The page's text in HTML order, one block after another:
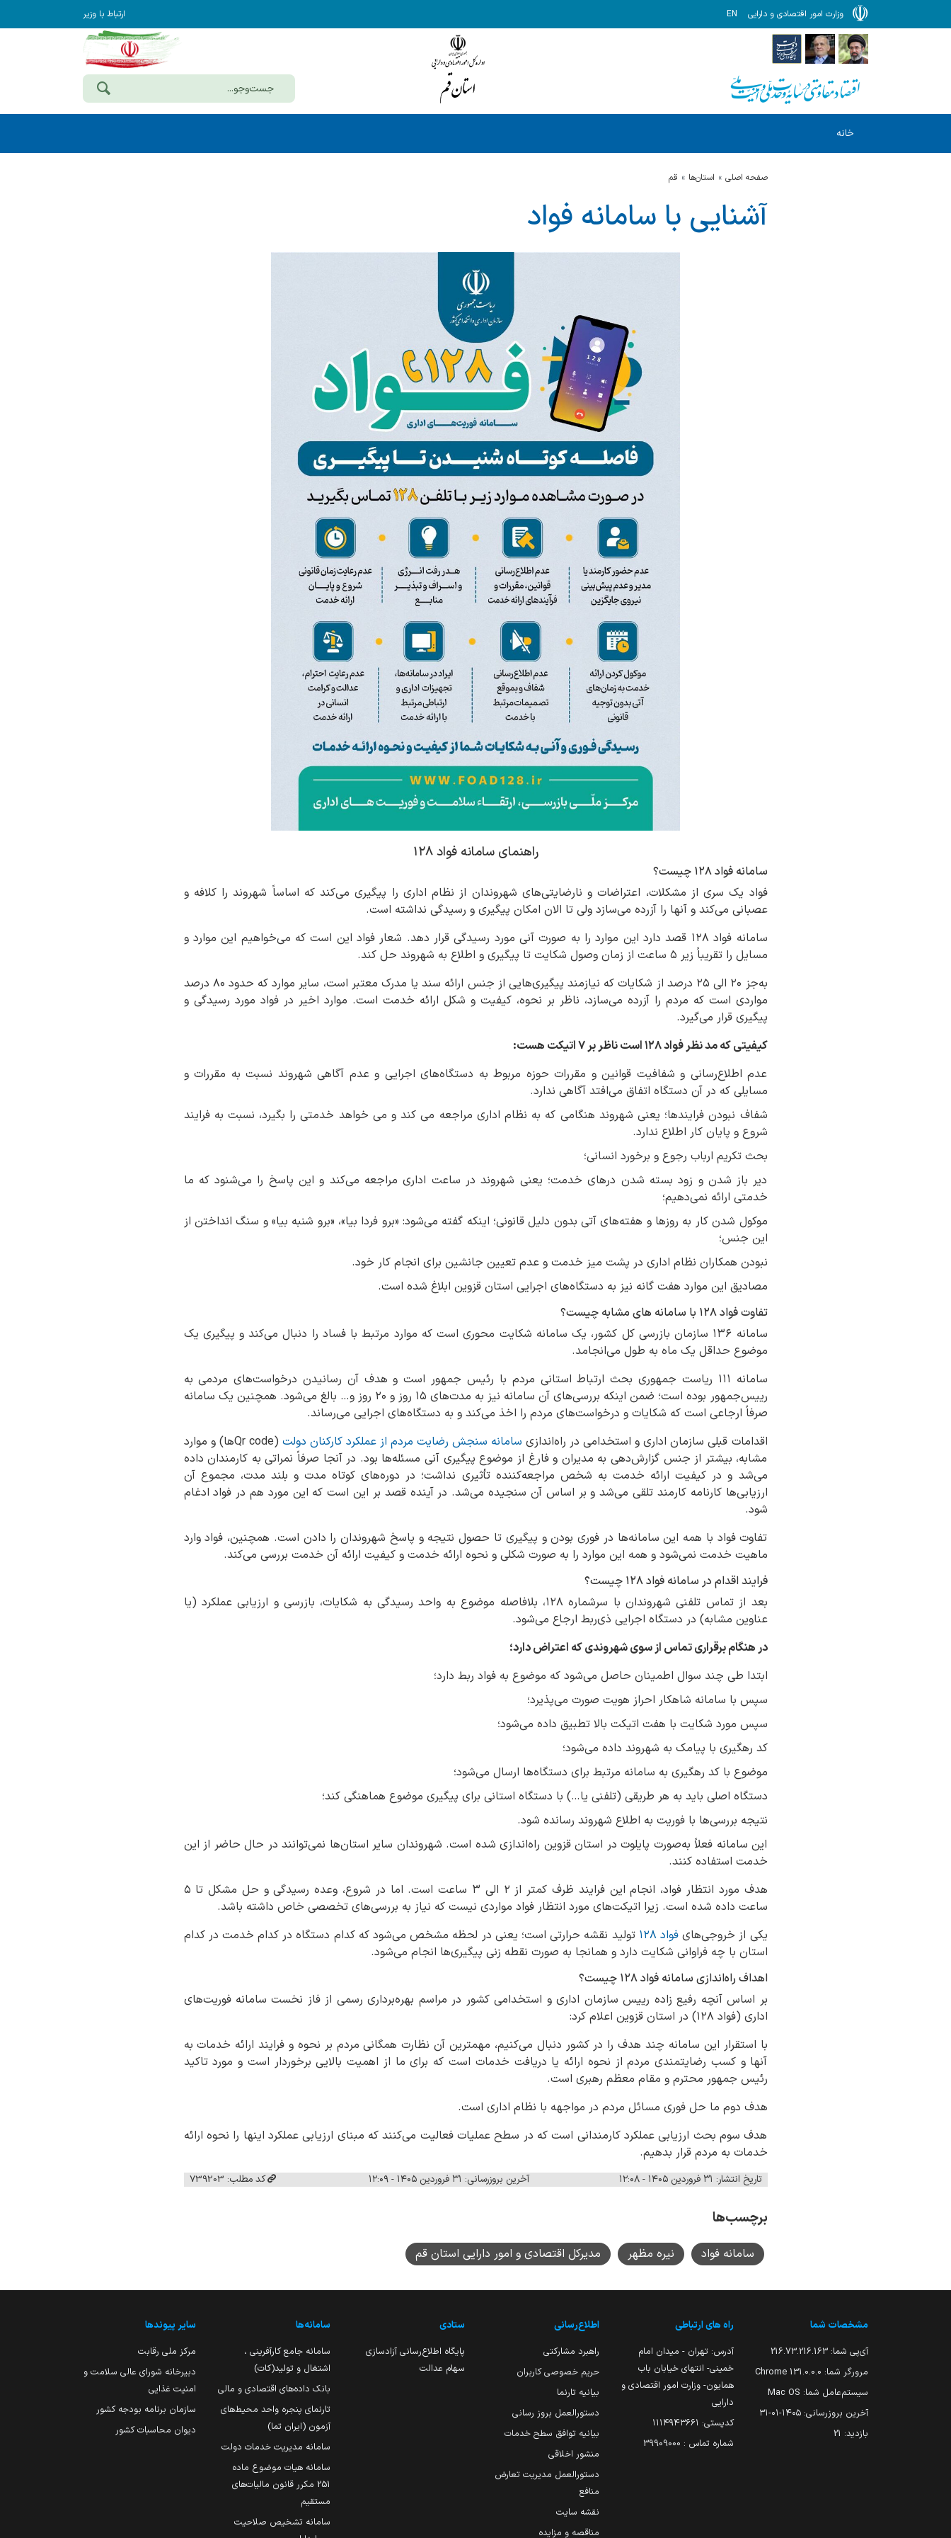
وزارت امور اقتصادی و دارایی EN ارتباط با وزیر
خانه
صفحه اصلی استان‌ها قم
آشنایی با سامانه فواد
راهنمای سامانه فواد ۱۲۸
سامانه فواد ۱۲۸ چیست؟
فواد یک سری از مشکلات، اعتراضات و نارضایتی‌های شهروندان از نظام اداری را پیگیری می‌کند که اساساً شهروند را کلافه و
عصبانی می‌کند و آنها را آزرده می‌سازد ولی تا الان امکان پیگیری و رسیدگی نداشته است.
سامانه فواد ۱۲۸ قصد دارد این موارد را به صورت آنی مورد رسیدگی قرار دهد. شعار فواد این است که می‌خواهیم این موارد و
مسایل را تقریباً زیر ۵ ساعت از زمان وصول شکایت تا پیگیری و اطلاع به شهروند حل کند.
به‌جز ۲۰ الی ۲۵ درصد از شکایات که نیازمند پیگیری‌هایی از جنس ارائه سند یا مدرک معتبر است، سایر موارد که حدود ۸۰ درصد
مواردی است که مردم را آزرده می‌سازد، ناظر بر نحوه، کیفیت و شکل ارائه خدمت است. موارد اخیر در فواد مورد رسیدگی و
پیگیری قرار می‌گیرد.
کیفیتی که مد نظر فواد ۱۲۸ است ناظر بر ۷ اتیکت هست:
عدم اطلاع‌رسانی و شفافیت قوانین و مقررات حوزه مربوط به دستگاه‌های اجرایی و عدم آگاهی شهروند نسبت به مقررات و
مسایلی که در آن دستگاه اتفاق می‌افتد آگاهی ندارد.
شفاف نبودن فرایندها؛ یعنی شهروند هنگامی که به نظام اداری مراجعه می کند و می خواهد خدمتی را بگیرد، نسبت به فرایند
شروع و پایان کار اطلاع ندارد.
بحث تکریم ارباب رجوع و برخورد انسانی؛
دیر باز شدن و زود بسته شدن درهای خدمت؛ یعنی شهروند در ساعت اداری مراجعه می‌کند و این پاسخ را می‌شنود که ما
خدمتی ارائه نمی‌دهیم؛
موکول شدن کار به روزها و هفته‌های آتی بدون دلیل قانونی؛ اینکه گفته می‌شود: «برو فردا بیا»، «برو شنبه بیا» و سنگ انداختن از
این جنس؛
نبودن همکاران نظام اداری در پشت میز خدمت و عدم تعیین جانشین برای انجام کار خود.
مصادیق این موارد هفت گانه نیز به دستگاه‌های اجرایی استان قزوین ابلاغ شده است.
تفاوت فواد ۱۲۸ با سامانه های مشابه چیست؟
سامانه ۱۳۶ سازمان بازرسی کل کشور، یک سامانه شکایت محوری است که موارد مرتبط با فساد را دنبال می‌کند و پیگیری یک
موضوع حداقل یک ماه به طول می‌انجامد.
سامانه ۱۱۱ ریاست جمهوری بحث ارتباط استانی مردم با رئیس جمهور است و هدف آن رسانیدن درخواست‌های مردمی به
رییس‌جمهور بوده است؛ ضمن اینکه بررسی‌های آن سامانه نیز به مدت‌های ۱۵ روز و ۲۰ روز و… بالغ می‌شود. همچنین یک سامانه
صرفاً ارجاعی است که شکایات و درخواست‌های مردم را اخذ می‌کند و به دستگاه‌های اجرایی می‌رساند.
اقدامات قبلی سازمان اداری و استخدامی در راه‌اندازی سامانه سنجش رضایت مردم از عملکرد کارکنان دولت
(Qr codeها) و موارد
مشابه، بیشتر از جنس گزارش‌دهی به مدیران و فارغ از موضوع پیگیری آنی مسئله‌ها بود. در آنجا صرفاً نمراتی به کارمندان داده
می‌شد و در کیفیت ارائه خدمت به شخص مراجعه‌کننده تأثیری نداشت؛ در دوره‌های کوتاه مدت و بلند مدت، مجموع آن
ارزیابی‌ها کارنامه کارمند تلقی می‌شد و بر اساس آن سنجیده می‌شد. در آینده قصد بر این است که این مورد هم در فواد ادغام
شود.
تفاوت فواد با همه این سامانه‌ها در فوری بودن و پیگیری تا حصول نتیجه و پاسخ شهروندان را دادن است. همچنین، فواد وارد
ماهیت خدمت نمی‌شود و همه این موارد را به صورت شکلی و نحوه ارائه خدمت و کیفیت ارائه آن خدمت بررسی می‌کند.
فرایند اقدام در سامانه فواد ۱۲۸ چیست؟
بعد از تماس تلفنی شهروندان با سرشماره ۱۲۸، بلافاصله موضوع به واحد رسیدگی به شکایات، بازرسی و ارزیابی عملکرد (یا
عناوین مشابه) در دستگاه اجرایی ذی‌ربط ارجاع می‌شود.
در هنگام برقراری تماس از سوی شهروندی که اعتراض دارد؛
ابتدا طی چند سوال اطمینان حاصل می‌شود که موضوع به فواد ربط دارد؛
سپس با سامانه شاهکار احراز هویت صورت می‌پذیرد؛
سپس مورد شکایت با هفت اتیکت بالا تطبیق داده می‌شود؛
کد رهگیری با پیامک به شهروند داده می‌شود؛
موضوع با کد رهگیری به سامانه مرتبط برای دستگاه‌ها ارسال می‌شود؛
دستگاه اصلی باید به هر طریقی (تلفنی یا…) با دستگاه استانی برای پیگیری موضوع هماهنگی کند؛
نتیجه بررسی‌ها با فوریت به اطلاع شهروند رسانده شود.
این سامانه فعلاً به‌صورت پایلوت در استان قزوین راه‌اندازی شده است. شهروندان سایر استان‌ها نمی‌توانند در حال حاضر از این
خدمت استفاده کنند.
هدف مورد انتظار فواد، انجام این فرایند ظرف کمتر از ۲ الی ۳ ساعت است. اما در شروع، وعده رسیدگی و حل مشکل تا ۵
ساعت داده شده است. زیرا اتیکت‌های مورد انتظار فواد مواردی نیست که نیاز به بررسی‌های تخصصی خاص داشته باشد.
یکی از خروجی‌هایفواد ۱۲۸
تولید نقشه حرارتی است؛ یعنی در لحظه مشخص می‌شود که کدام دستگاه در کدام خدمت در کدام
استان با چه فراوانی شکایت دارد و همانجا به صورت نقطه زنی پیگیری‌ها انجام می‌شود.
اهداف راه‌اندازی سامانه فواد ۱۲۸ چیست؟
بر اساس آنچه رفیع زاده رییس سازمان اداری و استخدامی کشور در مراسم بهره‌برداری رسمی از فاز نخست سامانه فوریت‌های
اداری (فواد ۱۲۸) در استان قزوین اعلام کرد:
با استقرار این سامانه چند هدف را در کشور دنبال می‌کنیم، مهمترین آن نظارت همگانی مردم بر نحوه و فرایند ارائه خدمات به
آنها و کسب رضایتمندی مردم از نحوه ارائه یا دریافت خدمات است که برای ما از اهمیت بالایی برخوردار است و مورد تاکید
رئیس جمهور محترم و مقام معظم رهبری است.
هدف دوم ما حل فوری مسائل مردم در مواجهه با نظام اداری است.
هدف سوم بحث ارزیابی عملکرد کارمندانی است که در سطح عملیات فعالیت می‌کنند که مبنای ارزیابی عملکرد اینها را نحوه ارائه
خدمات به مردم قرار بدهیم.
تاریخ انتشار: ۳۱ فروردین ۱۴۰۵ - ۱۲:۰۸ آخرین بروزرسانی: ۳۱ فروردین ۱۴۰۵ - ۱۲:۰۹ کد مطلب: 739203
برچسب‌ها
سامانه فواد نیره مظهر مدیرکل اقتصادی و امور دارایی استان قم
مشخصات شما
آی‌پی شما: 216.73.216.163
مرورگر شما: 131.0.0.0 Chrome
سیستم‌عامل شما: Mac OS
آخرین بروزرسانی: ۱۴۰۵-۰۱-۳۱
بازدید: 21
راه های ارتباطی
آدرس: تهران - میدان امام
خمینی- انتهای خیابان باب
همایون- وزارت امور اقتصادی و
دارایی
کدپستی: ۱۱۱۴۹۴۳۶۶۱
شماره تماس : 39909000
اطلاع‌رسانی
راهبرد مشارکتی
حریم خصوصی کاربران
بیانیه تارنما
دستورالعمل بروز رسانی
بیانیه توافق سطح خدمات
منشور اخلاقی
دستورالعمل مدیریت تعارض
منافع
نقشه سایت
مناقصه و مزایده
ستادی
پایگاه اطلاع‌رسانی آزادسازی
سهام عدالت
سامانه‌ها
سامانه جامع کارآفرینی ،
اشتغال و تولید(کات)
بانک داده‌های اقتصادی و مالی
تارنمای پنجره واحد محیط‌های
آزمون (ایران تما)
سامانه مدیریت خدمات دولت
سامانه هیات موضوع ماده
251 مکرر قانون مالیات‌های
مستقیم
سامانه تشخیص صلاحیت
سایر پیوندها
مرکز ملی رقابت
دبیرخانه شورای عالی سلامت و
امنیت غذایی
سازمان برنامه بودجه کشور
دیوان محاسبات کشور